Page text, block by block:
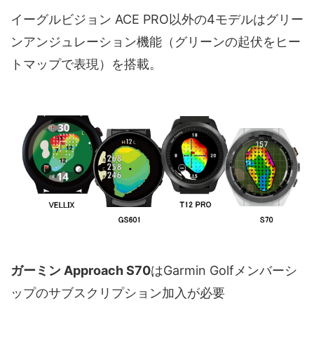
イーグルビジョン ACE PRO以外の4モデルはグリー
ンアンジュレーション機能（グリーンの起伏をヒー
トマップで表現）を搭載。
ガーミン Approach S70はGarmin Golfメンバーシ
ップのサブスクリプション加入が必要